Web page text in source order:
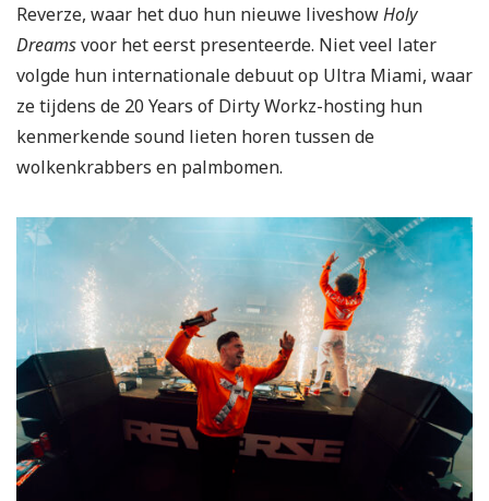
Reverze, waar het duo hun nieuwe liveshowHoly
Dreamsvoor het eerst presenteerde. Niet veel later
volgde hun internationale debuut op Ultra Miami, waar
ze tijdens de 20 Years of Dirty Workz-hosting hun
kenmerkende sound lieten horen tussen de
wolkenkrabbers en palmbomen.